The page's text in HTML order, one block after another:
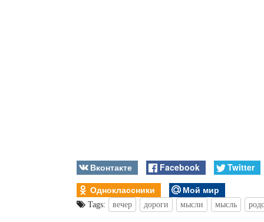
Вконтакте Facebook
Twitter
Одноклассники
Мой мир
Tags: вечер дороги мысли мысль